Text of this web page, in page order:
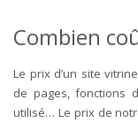
Combien
Le prix d’un site
de pages, fonctions
utilisé… Le prix de